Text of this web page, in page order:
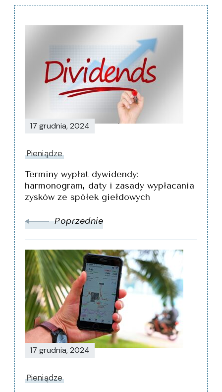
Nawigacja
wpisu
17 grudnia, 2024
Pieniądze
Terminy wypłat dywidendy:
harmonogram, daty i zasady wypłacania
zysków ze spółek giełdowych
Poprzednie
17 grudnia, 2024
Pieniądze